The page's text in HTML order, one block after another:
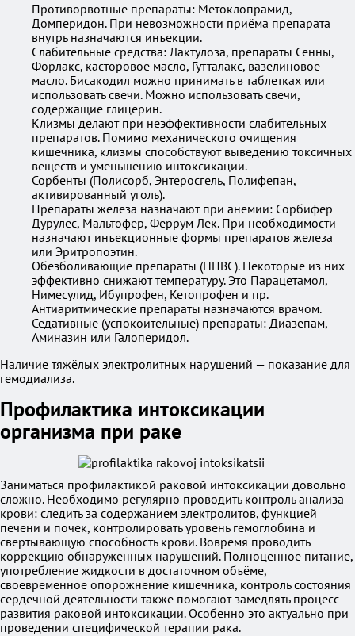
Противорвотные препараты: Метоклопрамид,
Домперидон. При невозможности приёма препарата
внутрь назначаются инъекции.
Слабительные средства: Лактулоза, препараты Сенны,
Форлакс, касторовое масло, Гутталакс, вазелиновое
масло. Бисакодил можно принимать в таблетках или
использовать свечи. Можно использовать свечи,
содержащие глицерин.
Клизмы делают при неэффективности слабительных
препаратов. Помимо механического очищения
кишечника, клизмы способствуют выведению токсичных
веществ и уменьшению интоксикации.
Сорбенты (Полисорб, Энтеросгель, Полифепан,
активированный уголь).
Препараты железа назначают при анемии: Сорбифер
Дурулес, Мальтофер, Феррум Лек. При необходимости
назначают инъекционные формы препаратов железа
или Эритропоэтин.
Обезболивающие препараты (НПВС). Некоторые из них
эффективно снижают температуру. Это Парацетамол,
Нимесулид, Ибупрофен, Кетопрофен и пр.
Антиаритмические препараты назначаются врачом.
Седативные (успокоительные) препараты: Диазепам,
Аминазин или Галоперидол.
Наличие тяжёлых электролитных нарушений — показание для
гемодиализа.
Профилактика интоксикации
организма при раке
Заниматься профилактикой раковой интоксикации довольно
сложно. Необходимо регулярно проводить контроль анализа
крови: следить за содержанием электролитов, функцией
печени и почек, контролировать уровень гемоглобина и
свёртывающую способность крови. Вовремя проводить
коррекцию обнаруженных нарушений. Полноценное питание,
употребление жидкости в достаточном объёме,
своевременное опорожнение кишечника, контроль состояния
сердечной деятельности также помогают замедлять процесс
развития раковой интоксикации. Особенно это актуально при
проведении специфической терапии рака.